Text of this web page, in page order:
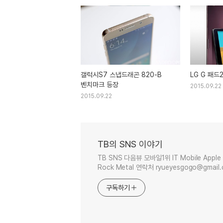
갤럭시S7 스냅드래곤 820-B
벤치마크 등장
2015.09.22
LG G 패드
2015.09.22
TB의 SNS 이야기
TB SNS 다음뷰 모바일1위 IT Mobile
Rock Metal 연락처
구독하기